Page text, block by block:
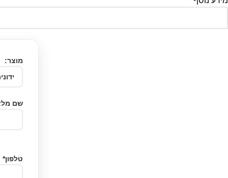
מוצר:
שם
טלפון*